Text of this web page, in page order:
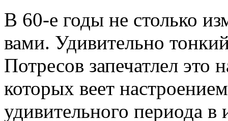
В 60-е годы не столько
вами. Удивительно
Потресов запечатлел это
которых веет
удивительного периода в